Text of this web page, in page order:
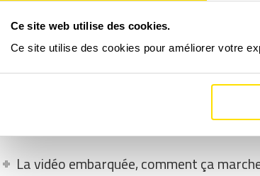
Ce site web utilise des cookies.
Ce site utilise des cookies pour améliorer votre
C'est quoi une Audi R8 ?
Comment se déroule un stage
La vidéo embarquée, comment ça